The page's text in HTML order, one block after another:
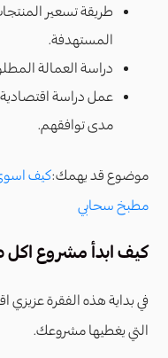
طريقة تسعير
المستهدفة.
دراسة العمالة
عمل دراسة اقتصادية
مدى توافقهم.
موضوع قد يهمك:كيف
مطبخ سحابي
كيف ابدأ مشروع اكل
في بداية هذه الفقرة عزيزي
التي يغطيها مشروعك.